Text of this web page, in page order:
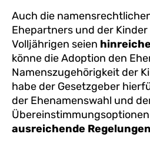
Auch die
Ehepartners und der
Volljährigen seien
könne die Adoption den
Namenszugehörigkeit der
habe der Gesetzgeber
der Ehenamenswahl und
ausreichende